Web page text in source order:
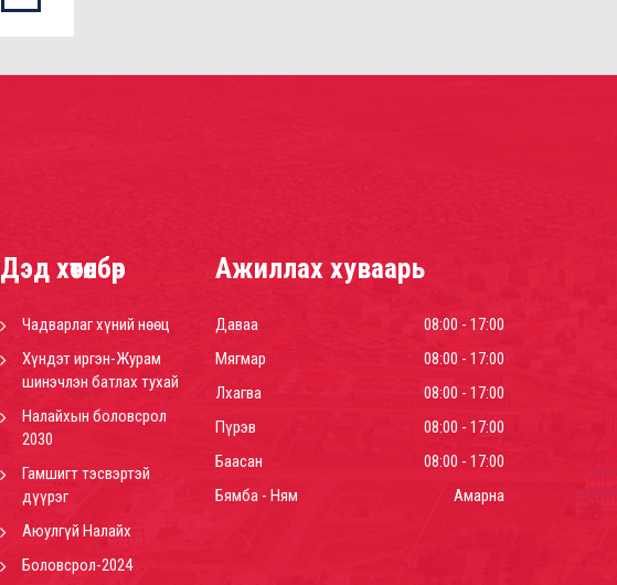
Дэд хөтөлбөр
Чадварлаг хүний нөөц
Хүндэт иргэн-Журам
шинэчлэн батлах тухай
Налайхын боловсрол
2030
Гамшигт тэсвэртэй
дүүрэг
Аюулгүй Налайх
Боловсрол-2024
Ажиллах хуваарь
Даваа
08:00 - 17:00
Мягмар
08:00 - 17:00
Лхагва
08:00 - 17:00
Пүрэв
08:00 - 17:00
Баасан
08:00 - 17:00
Бямба - Ням
Амарна